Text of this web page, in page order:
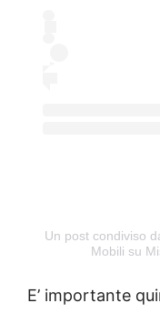
Un post condiviso
Mobili su
E’ importante